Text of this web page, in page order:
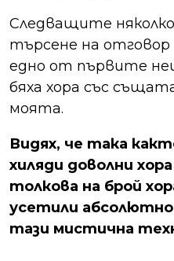
Следващите
търсене на отговор
едно от първите
бяха хора със
моята.
Видях, че така
хиляди доволни
толкова на брой
усетили
тази мистична